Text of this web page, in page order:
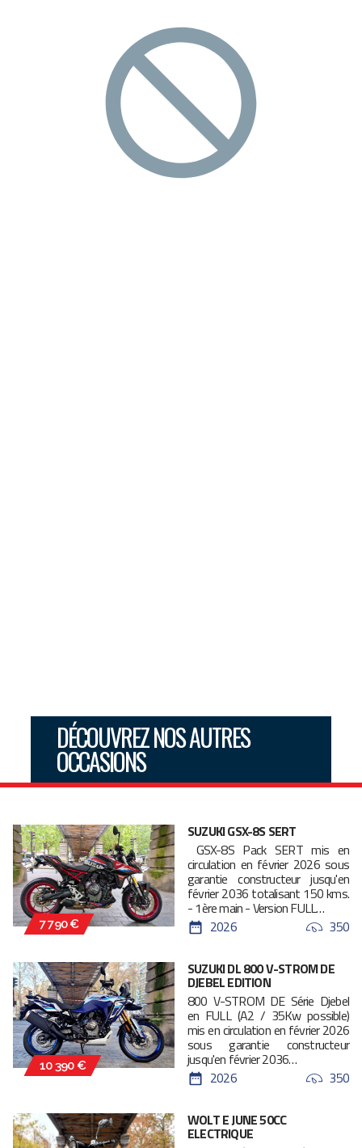
DÉCOUVREZ NOS AUTRES
OCCASIONS
7 790 €
SUZUKI GSX-8S SERT
GSX-8S Pack SERT mis en
circulation en février 2026 sous
garantie constructeur jusqu'en
février 2036 totalisant 150 kms.
- 1ère main - Version FULL…
2026
350
10 390 €
SUZUKI DL 800 V-STROM DE
DJEBEL EDITION
800 V-STROM DE Série Djebel
en FULL (A2 / 35Kw possible)
mis en circulation en février 2026
sous garantie constructeur
jusqu'en février 2036…
2026
350
WOLT E JUNE 50CC
ELECTRIQUE